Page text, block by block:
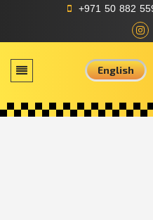
+971 50 882
English